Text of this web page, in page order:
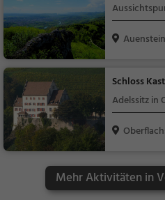
Schloss
Adelssitz in
Mehr Aktivitäten in